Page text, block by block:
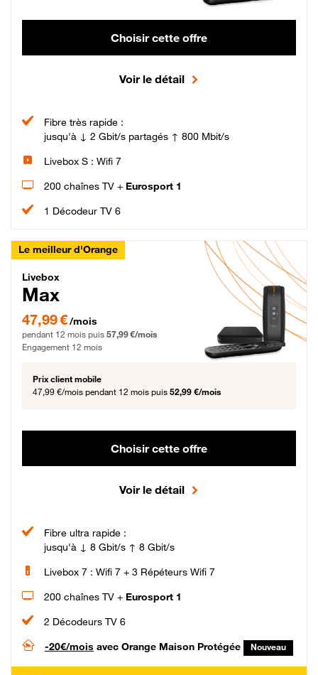
Choisir cette offre
Voir le détail
Fibre très rapide :
jusqu'à ↓ 2 Gbit/s partagés ↑ 800 Mbit/s
Livebox S : Wifi 7
200 chaînes TV + Eurosport 1
1 Décodeur TV 6
Le meilleur d'Orange
Livebox Max Fibre
Livebox
Max
47,99 € par mois pendant 12 mois puis 57,99 € par mois, Engagement 12 mois
47,99 €/mois
pendant 12 mois puis 57,99 €/mois
Engagement 12 mois
Prix client mobile
47,99 €/mois pendant 12 mois puis 52,99 €/mois
Choisir cette offre
Voir le détail
Fibre ultra rapide :
jusqu'à ↓ 8 Gbit/s ↑ 8 Gbit/s
Livebox 7 : Wifi 7 + 3 Répéteurs Wifi 7
200 chaînes TV + Eurosport 1
2 Décodeurs TV 6
-20€/mois avec Orange Maison Protégée Nouveau